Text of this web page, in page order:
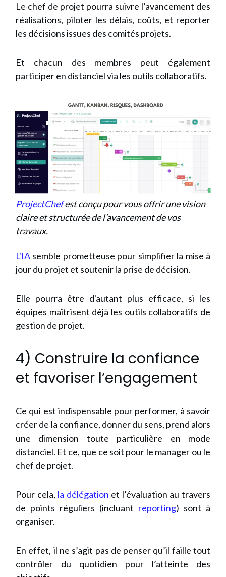
Le chef de projet pourra suivre l’avancement des
réalisations, piloter les délais, coûts, et reporter
les décisions issues des comités projets.
Et chacun des membres peut également
participer en distanciel via les outils collaboratifs.
ProjectChefest conçu pour vous offrir une vision
claire et structurée de l’avancement de vos
travaux.
L'IA semble prometteuse pour simplifier la mise à
jour du projet et soutenir la prise de décision.
Elle pourra être d'autant plus efficace, si les
équipes maîtrisent déjà les outils collaboratifs de
gestion de projet.
4) Construire la confiance
et favoriser l’engagement
Ce qui est indispensable pour performer, à savoir
créer de la confiance, donner du sens, prend alors
une dimension toute particulière en mode
distanciel. Et ce, que ce soit pour le manager ou le
chef de projet.
Pour cela, la délégation et l’évaluation au travers
de points réguliers (incluant reporting) sont à
organiser.
En effet, il ne s’agit pas de penser qu’il faille tout
contrôler du quotidien pour l’atteinte des